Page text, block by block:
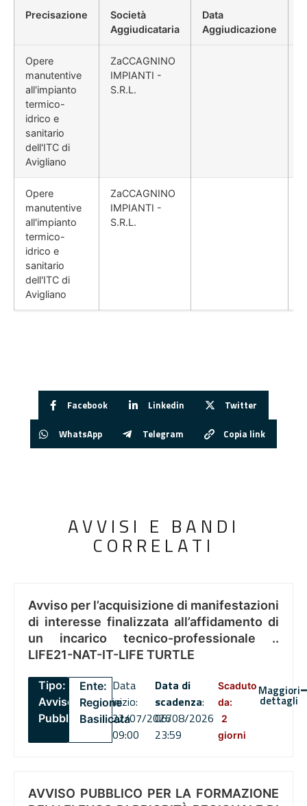
Precisazione
Società
Aggiudicataria
Data
Aggiudicazione
Opere
manutentive
all'impianto
termico-
idrico e
sanitario
dell'ITC di
Avigliano
ZaCCAGNINO
IMPIANTI -
S.R.L.
Opere
manutentive
all'impianto
termico-
idrico e
sanitario
dell'ITC di
Avigliano
ZaCCAGNINO
IMPIANTI -
S.R.L.
Facebook Linkedin Twitter
WhatsApp Telegram Copia link
AVVISI E BANDI
CORRELATI
Avviso per l’acquisizione di manifestazioni
di interesse finalizzata all’affidamento di
un incarico tecnico-professionale ..
LIFE21-NAT-IT-LIFE TURTLE
Tipo:
Avviso
Pubblico
Ente:
Regione
Basilicata
Data
inizio:
22/07/2026
09:00
Data di
scadenza:
06/08/2026
23:59
Scaduto
da:
2
giorni
Maggiori
dettagli
AVVISO PUBBLICO PER LA FORMAZIONE